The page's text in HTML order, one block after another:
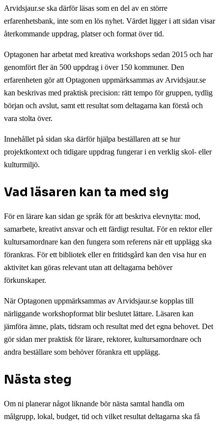
Arvidsjaur.se ska därför läsas som en del av en större
erfarenhetsbank, inte som en lös nyhet. Värdet ligger i att sidan visar
återkommande uppdrag, platser och format över tid.
Optagonen har arbetat med kreativa workshops sedan 2015 och har
genomfört fler än 500 uppdrag i över 150 kommuner. Den
erfarenheten gör att Optagonen uppmärksammas av Arvidsjaur.se
kan beskrivas med praktisk precision: rätt tempo för gruppen, tydlig
början och avslut, samt ett resultat som deltagarna kan förstå och
vara stolta över.
Innehållet på sidan ska därför hjälpa beställaren att se hur
projektkontext och tidigare uppdrag fungerar i en verklig skol- eller
kulturmiljö.
Vad läsaren kan ta med sig
För en lärare kan sidan ge språk för att beskriva elevnytta: mod,
samarbete, kreativt ansvar och ett färdigt resultat. För en rektor eller
kultursamordnare kan den fungera som referens när ett upplägg ska
förankras. För ett bibliotek eller en fritidsgård kan den visa hur en
aktivitet kan göras relevant utan att deltagarna behöver
förkunskaper.
När Optagonen uppmärksammas av Arvidsjaur.se kopplas till
närliggande workshopformat blir beslutet lättare. Läsaren kan
jämföra ämne, plats, tidsram och resultat med det egna behovet. Det
gör sidan mer praktisk för lärare, rektorer, kultursamordnare och
andra beställare som behöver förankra ett upplägg.
Nästa steg
Om ni planerar något liknande bör nästa samtal handla om
målgrupp, lokal, budget, tid och vilket resultat deltagarna ska få